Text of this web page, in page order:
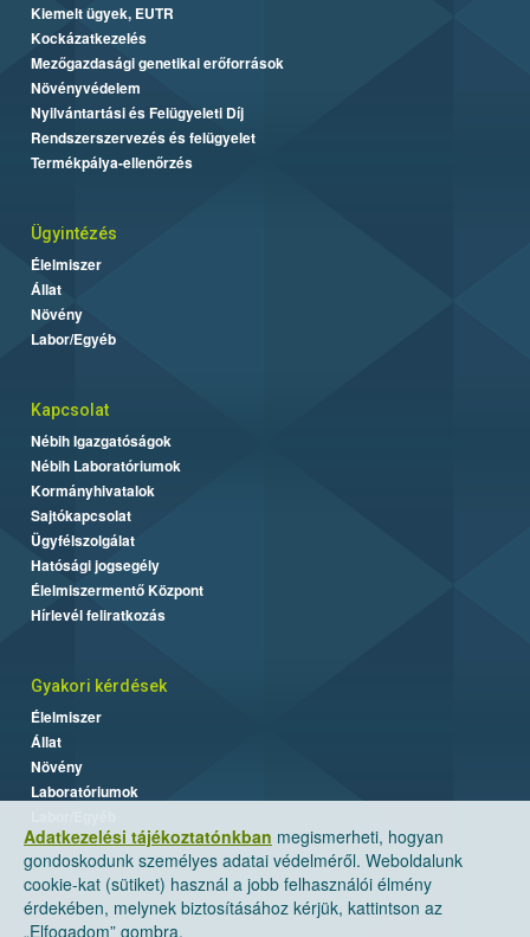
Adatkezelési tájékoztatónkban megismerheti, hogyan
gondoskodunk személyes adatai védelméről. Weboldalunk
cookie-kat (sütiket) használ a jobb felhasználói élmény
érdekében, melynek biztosításához kérjük, kattintson az
„Elfogadom” gombra.
Kiemelt ügyek, EUTR
Kockázatkezelés
Mezőgazdasági genetikai erőforrások
Növényvédelem
Nyilvántartási és Felügyeleti Díj
Rendszerszervezés és felügyelet
Termékpálya-ellenőrzés
Ügyintézés
Élelmiszer
Állat
Növény
Labor/Egyéb
Kapcsolat
Nébih Igazgatóságok
Nébih Laboratóriumok
Kormányhivatalok
Sajtókapcsolat
Ügyfélszolgálat
Hatósági jogsegély
Élelmiszermentő Központ
Hírlevél feliratkozás
Gyakori kérdések
Élelmiszer
Állat
Növény
Laboratóriumok